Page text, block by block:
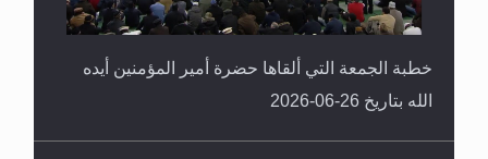
خطبة الجمعة التي ألقاها حضرة أمير المؤمنين أيده
الله بتاريخ 26-06-2026